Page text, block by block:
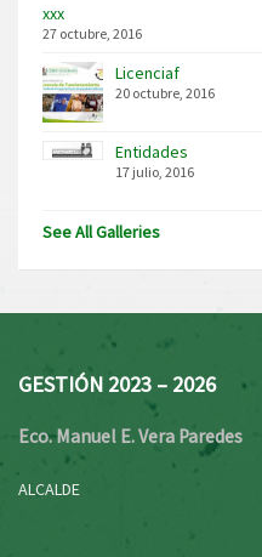
xxx
27 octubre, 2016
Licenciaf
20 octubre, 2016
Entidades
17 julio, 2016
See All Galleries
GESTIÓN 2023 – 2026
Eco. Manuel E. Vera Paredes
ALCALDE